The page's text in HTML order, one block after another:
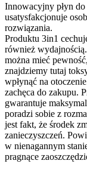
Innowacyjny płyn
usatysfakcjonuje
rozwiązania.
Produktu 3in1
również
można mieć
znajdziemy tutaj
wpłynąć na
zachęca do zakupu.
gwarantuje
poradzi sobie z
jest fakt, że środek
zanieczyszczeń.
w nienagannym
pragnące